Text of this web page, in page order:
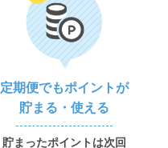
定期便でもポイントが
貯まる・使える
貯まったポイントは次回